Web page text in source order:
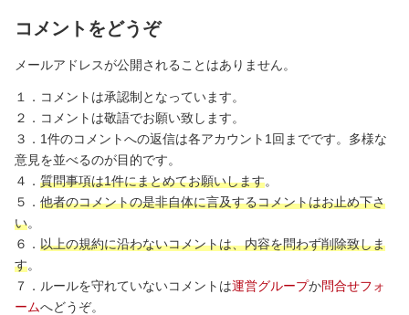
コメントをどうぞ
メールアドレスが公開されることはありません。
１．コメントは承認制となっています。
２．コメントは敬語でお願い致します。
３．1件のコメントへの返信は各アカウント1回までです。多様な
意見を並べるのが目的です。
４． 質問事項は1件にまとめてお願いします。
５． 他者のコメントの是非自体に言及するコメントはお止め下さ
い。
６． 以上の規約に沿わないコメントは、内容を問わず削除致しま
す。
７．ルールを守れていないコメントは運営グループか問合せフォ
ームへどうぞ。